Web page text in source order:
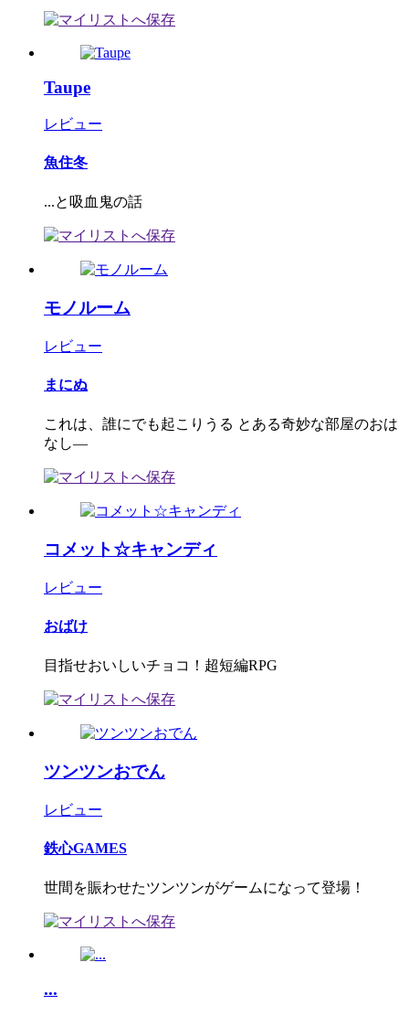
Taupe
レビュー
魚住冬
...と吸血鬼の話
モノルーム
レビュー
まにぬ
これは、誰にでも起こりうる とある奇妙な部屋のおは
なし―
コメット☆キャンディ
レビュー
おばけ
目指せおいしいチョコ！超短編RPG
ツンツンおでん
レビュー
鉄心GAMES
世間を賑わせたツンツンがゲームになって登場！
...